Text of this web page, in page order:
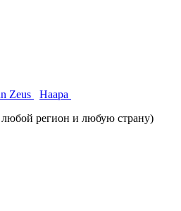
Zeus
Наара
любой регион и любую страну)